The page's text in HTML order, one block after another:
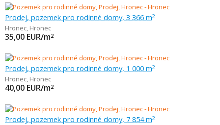
Prodej, pozemek pro rodinné domy, 3 366 m2
Hronec, Hronec
35,00 EUR/m2
Prodej, pozemek pro rodinné domy, 1 000 m2
Hronec, Hronec
40,00 EUR/m2
Prodej, pozemek pro rodinné domy, 7 854 m2